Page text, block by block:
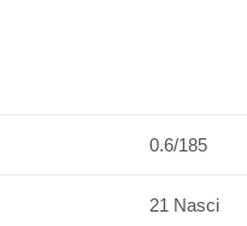
0.6/185
21 Nasci